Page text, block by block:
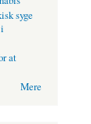
syge
at
Mere